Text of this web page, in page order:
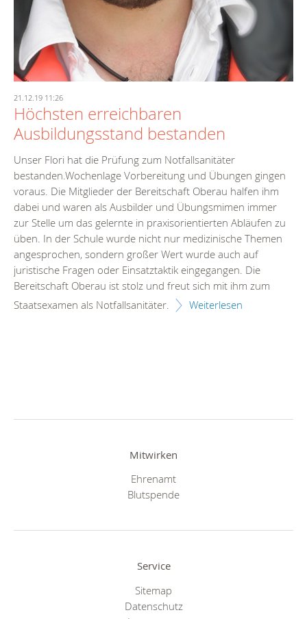
21.12.19 11:26
Höchsten erreichbaren
Ausbildungsstand bestanden
Unser Flori hat die Prüfung zum Notfallsanitäter
bestanden.Wochenlage Vorbereitung und Übungen gingen
voraus. Die Mitglieder der Bereitschaft Oberau halfen ihm
dabei und waren als Ausbilder und Übungsmimen immer
zur Stelle um das gelernte in praxisorientierten Abläufen zu
üben. In der Schule wurde nicht nur medizinische Themen
angesprochen, sondern großer Wert wurde auch auf
juristische Fragen oder Einsatztaktik eingegangen. Die
Bereitschaft Oberau ist stolz und freut sich mit ihm zum
Staatsexamen als Notfallsanitäter.
Weiterlesen
Mitwirken
Ehrenamt
Blutspende
Service
Sitemap
Datenschutz